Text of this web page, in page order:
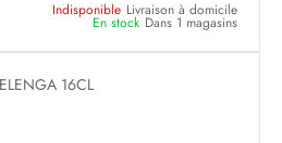
Indisponible Livraison à domicile
En stock Dans 1 magasins